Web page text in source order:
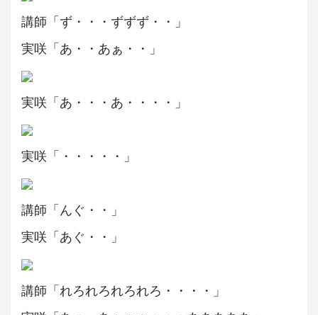
講師「ず・・・ずずず・・」
実咲「あ・・あぁ・・」
実咲「あ・・・あ・・・・」
実咲「・・・・・」
講師「んぐ・・」
実咲「あぐ・・」
講師「れろれろれろれろ・・・・」